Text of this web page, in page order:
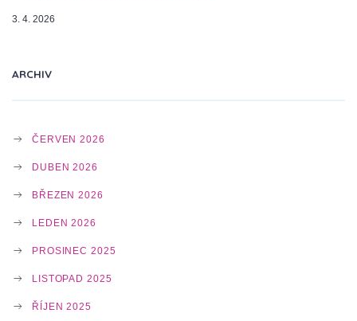
I
G
A
T
I
O
3. 4. 2026
ARCHIV
ČERVEN 2026
DUBEN 2026
BŘEZEN 2026
LEDEN 2026
PROSINEC 2025
LISTOPAD 2025
ŘÍJEN 2025